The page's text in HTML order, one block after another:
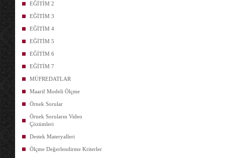
EĞİTİM 2
EĞİTİM 3
EĞİTİM 4
EĞİTİM 5
EĞİTİM 6
EĞİTİM 7
MÜFREDATLAR
Maarif Modeli Ölçme
Örnek Sorular
Örnek Soruların Video
Çözümleri
Destek Materyalleri
Ölçme Değerlendirme Kriterler